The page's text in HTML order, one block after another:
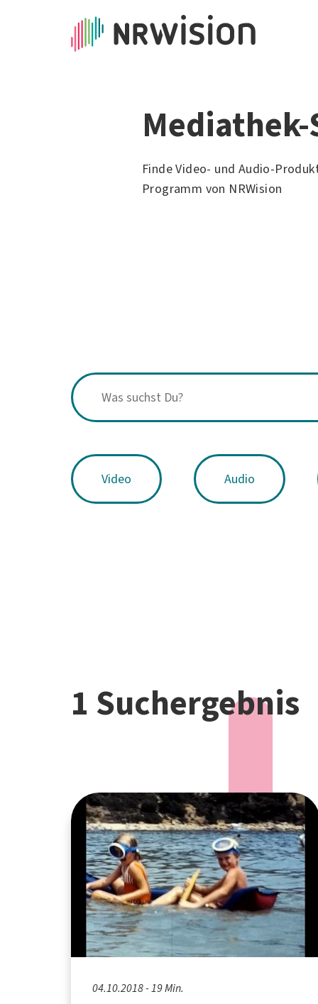
Finde Video- und Audio-
Programm von NRWision
Video Audio
1 Suchergebnis
04.10.2018 - 19 Min.